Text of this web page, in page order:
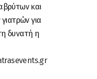
και
για
δυνατή η